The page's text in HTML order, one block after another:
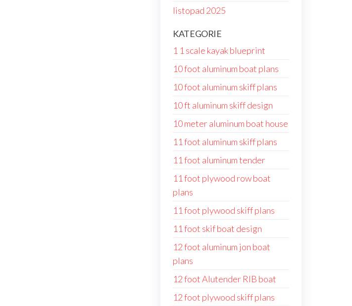
listopad 2025
KATEGORIE
1 1 scale kayak blueprint
10 foot aluminum boat plans
10 foot aluminum skiff plans
10 ft aluminum skiff design
10 meter aluminum boat house
11 foot aluminum skiff plans
11 foot aluminum tender
11 foot plywood row boat
plans
11 foot plywood skiff plans
11 foot skif boat design
12 foot aluminum jon boat
plans
12 foot Alutender RIB boat
12 foot plywood skiff plans